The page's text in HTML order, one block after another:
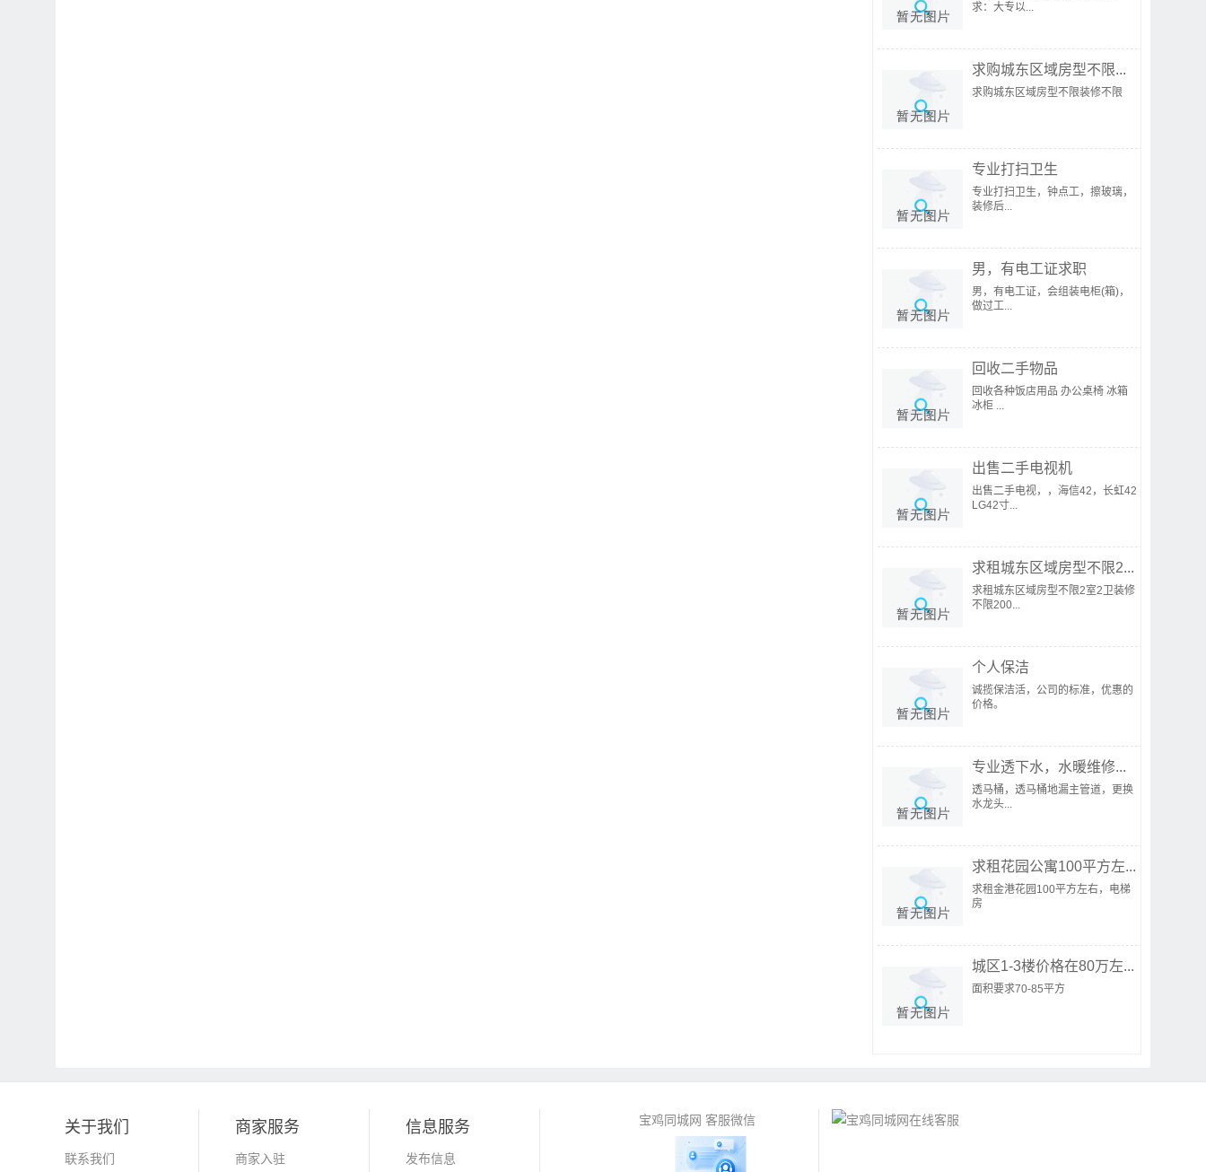
求：大专以...
求购城东区域房型不限...
求购城东区域房型不限装修不限
专业打扫卫生
专业打扫卫生，钟点工，擦玻璃，
装修后...
男，有电工证求职
男，有电工证，会组装电柜(箱)，
做过工...
回收二手物品
回收各种饭店用品 办公桌椅 冰箱
冰柜 ...
出售二手电视机
出售二手电视，，海信42，长虹42
LG42寸...
求租城东区域房型不限2...
求租城东区域房型不限2室2卫装修
不限200...
个人保洁
诚揽保洁活，公司的标准，优惠的
价格。
专业透下水，水暖维修...
透马桶，透马桶地漏主管道，更换
水龙头...
求租花园公寓100平方左...
求租金港花园100平方左右，电梯
房
城区1-3楼价格在80万左...
面积要求70-85平方
关于我们
联系我们
商家服务
商家入驻
信息服务
发布信息
宝鸡同城网 客服微信